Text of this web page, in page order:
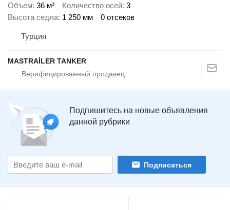
Объем 36 м³ Количество осей 3
Высота седла 1 250 мм 0 отсеков
Турция
MASTRAİLER TANKER
Подпишитесь на новые объявления
данной рубрики
Подписаться